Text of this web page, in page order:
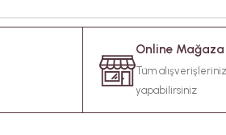
Online Mağaza
Tüm
yapabilirsiniz